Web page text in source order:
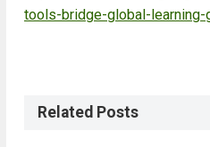
tools-bridge-global-learning-
Related Posts